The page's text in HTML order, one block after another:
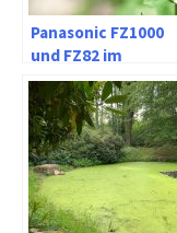
Panasonic FZ1000
und FZ82 im
Vergleich